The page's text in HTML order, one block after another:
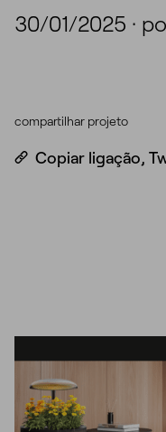
30/01/2025 ·
compartilhar projeto
Copiar ligação,